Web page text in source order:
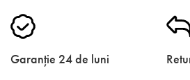
Garanție 24 de luni